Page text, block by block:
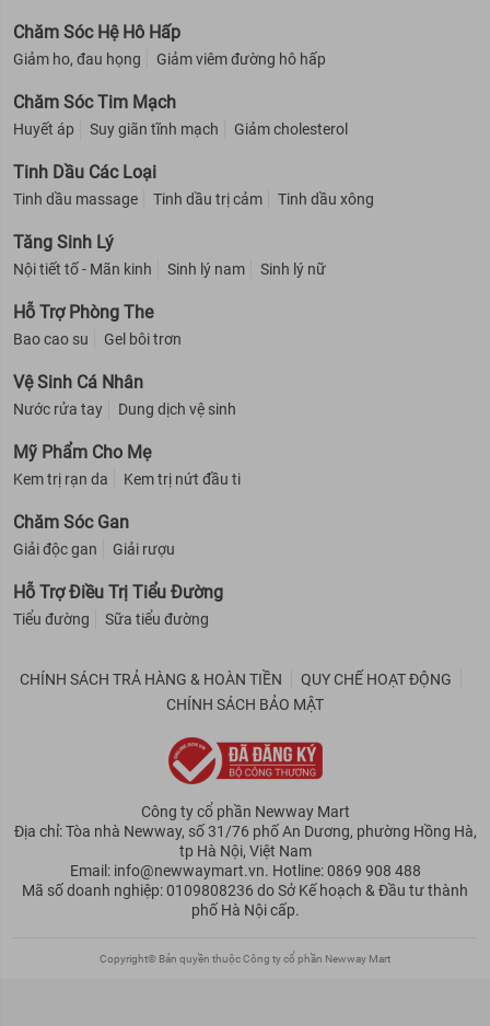
Chăm Sóc Hệ Hô Hấp
Giảm ho, đau họng Giảm viêm đường hô hấp
Chăm Sóc Tim Mạch
Huyết áp Suy giãn tĩnh mạch Giảm cholesterol
Tinh Dầu Các Loại
Tinh dầu massage Tinh dầu trị cảm Tinh dầu xông
Tăng Sinh Lý
Nội tiết tố - Mãn kinh Sinh lý nam Sinh lý nữ
Hỗ Trợ Phòng The
Bao cao su Gel bôi trơn
Vệ Sinh Cá Nhân
Nước rửa tay Dung dịch vệ sinh
Mỹ Phẩm Cho Mẹ
Kem trị rạn da Kem trị nứt đầu ti
Chăm Sóc Gan
Giải độc gan Giải rượu
Hỗ Trợ Điều Trị Tiểu Đường
Tiểu đường Sữa tiểu đường
CHÍNH SÁCH TRẢ HÀNG & HOÀN TIỀN
QUY CHẾ HOẠT ĐỘNG
CHÍNH SÁCH BẢO MẬT
Công ty cổ phần Newway Mart
Địa chỉ: Tòa nhà Newway, số 31/76 phố An Dương, phường Hồng Hà,
tp Hà Nội, Việt Nam
Email: info@newwaymart.vn. Hotline: 0869 908 488
Mã số doanh nghiệp: 0109808236 do Sở Kế hoạch & Đầu tư thành
phố Hà Nội cấp.
Copyright© Bản quyền thuộc Công ty cổ phần Newway Mart